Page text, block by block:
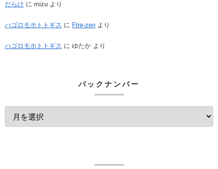
だらけ に mizu より
ハゴロモホトトギス に Ftre-zen より
ハゴロモホトトギス に ゆたか より
バックナンバー